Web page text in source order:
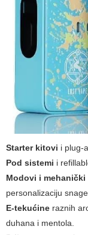
Starter kitovi i plug-
Pod sistemi i
Modovi i mehanički
personalizaciju
E-tekućine raznih
duhana i mentola.